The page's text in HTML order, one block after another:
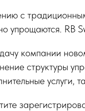
с
упрощаются. RB
компании
структуры
услуги,